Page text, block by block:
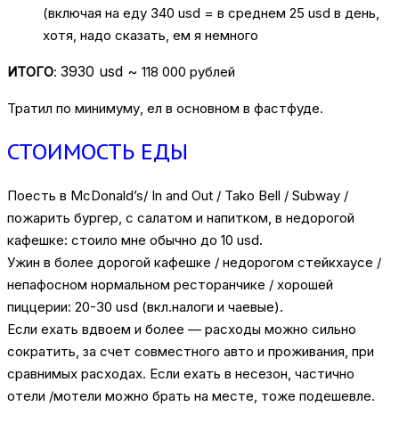
(включая на еду 340 usd = в среднем 25 usd в день,
хотя, надо сказать, ем я немного
ИТОГО: 3930 usd ~ 118 000 рублей
Тратил по минимуму, ел в основном в фастфуде.
СТОИМОСТЬ ЕДЫ
Поесть в McDonald’s/ In and Out / Tako Bell / Subway /
пожарить бургер, с салатом и напитком, в недорогой
кафешке: стоило мне обычно до 10 usd.
Ужин в более дорогой кафешке / недорогом стейкхаусе /
непафосном нормальном ресторанчике / хорошей
пиццерии: 20-30 usd (вкл.налоги и чаевые).
Если ехать вдвоем и более — расходы можно сильно
сократить, за счет совместного авто и проживания, при
сравнимых расходах. Если ехать в несезон, частично
отели /мотели можно брать на месте, тоже подешевле.